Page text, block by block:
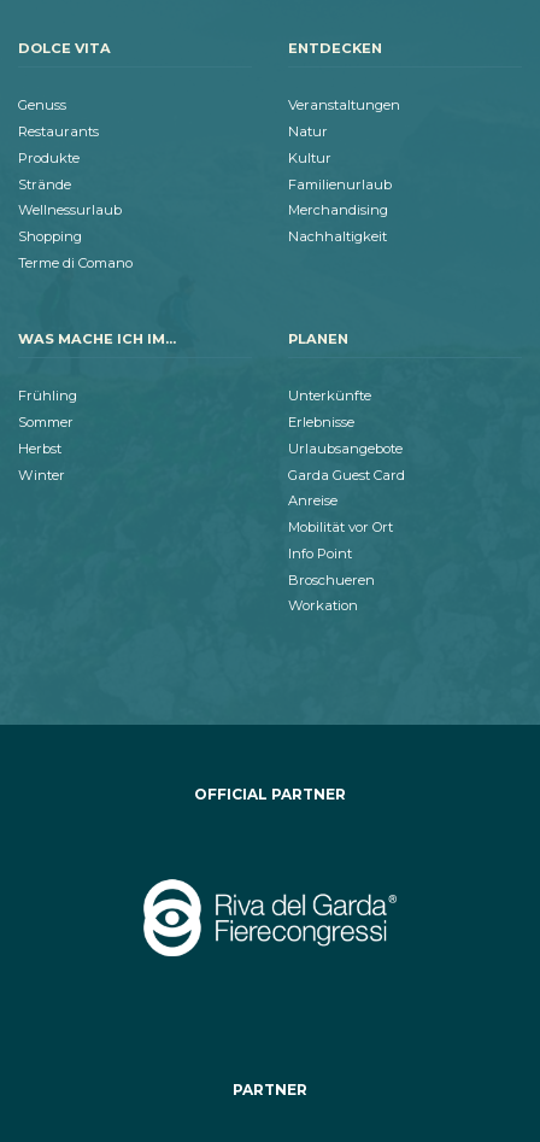
DOLCE VITA
Genuss
Restaurants
Produkte
Strände
Wellnessurlaub
Shopping
Terme di Comano
ENTDECKEN
Veranstaltungen
Natur
Kultur
Familienurlaub
Merchandising
Nachhaltigkeit
WAS MACHE ICH IM...
Frühling
Sommer
Herbst
Winter
PLANEN
Unterkünfte
Erlebnisse
Urlaubsangebote
Garda Guest Card
Anreise
Mobilität vor Ort
Info Point
Broschueren
Workation
OFFICIAL PARTNER
PARTNER